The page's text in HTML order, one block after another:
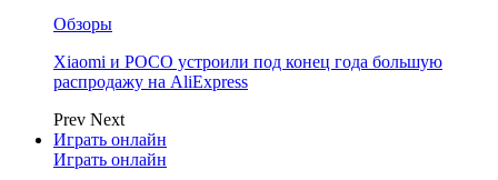
Обзоры
Xiaomi и POCO устроили под конец года большую
распродажу на AliExpress
Prev Next
Играть онлайн
Играть онлайн